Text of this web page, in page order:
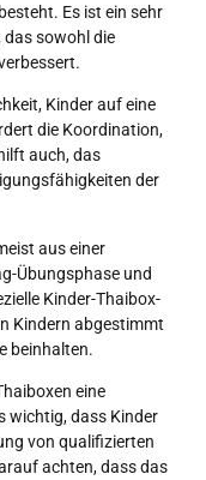
Es ist ein sehr
das sowohl die
Kinder auf eine
die Koordination,
auch, das
der
aus einer
Übungsphase und
Kinder-Thaibox-
Kindern abgestimmt
beinhalten.
eine
wichtig, dass Kinder
von qualifizierten
achten, dass das